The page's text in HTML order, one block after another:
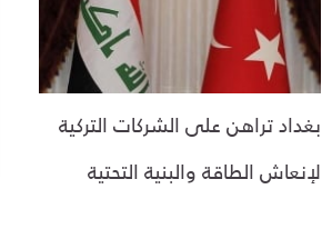
بغداد تراهن على الشركات التركية
لإنعاش الطاقة والبنية التحتية